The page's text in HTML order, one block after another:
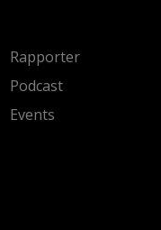
Rapporter
Podcast
Events